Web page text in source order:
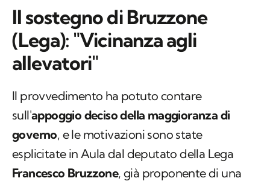
Il sostegno di Bruzzone
(Lega): "Vicinanza agli
allevatori"
Il provvedimento ha potuto contare
sull'appoggio deciso della maggioranza di
governo, e le motivazioni sono state
esplicitate in Aula dal deputato della Lega
Francesco Bruzzone, già proponente di una